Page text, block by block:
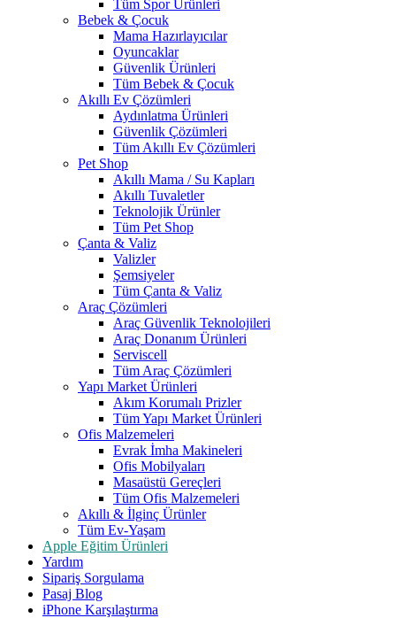
Tüm Spor Ürünleri
Bebek & Çocuk
Mama Hazırlayıcılar
Oyuncaklar
Güvenlik Ürünleri
Tüm Bebek & Çocuk
Akıllı Ev Çözümleri
Aydınlatma Ürünleri
Güvenlik Çözümleri
Tüm Akıllı Ev Çözümleri
Pet Shop
Akıllı Mama / Su Kapları
Akıllı Tuvaletler
Teknolojik Ürünler
Tüm Pet Shop
Çanta & Valiz
Valizler
Şemsiyeler
Tüm Çanta & Valiz
Araç Çözümleri
Araç Güvenlik Teknolojileri
Araç Donanım Ürünleri
Serviscell
Tüm Araç Çözümleri
Yapı Market Ürünleri
Akım Korumalı Prizler
Tüm Yapı Market Ürünleri
Ofis Malzemeleri
Evrak İmha Makineleri
Ofis Mobilyaları
Masaüstü Gereçleri
Tüm Ofis Malzemeleri
Akıllı & İlginç Ürünler
Tüm Ev-Yaşam
Apple Eğitim Ürünleri
Yardım
Sipariş Sorgulama
Pasaj Blog
iPhone Karşılaştırma